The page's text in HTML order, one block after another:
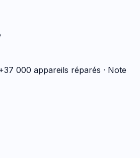
000 appareils réparés · Note